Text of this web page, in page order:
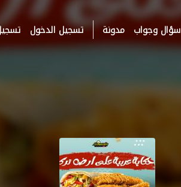
سؤال وجواب مدونة تسجيل الدخول